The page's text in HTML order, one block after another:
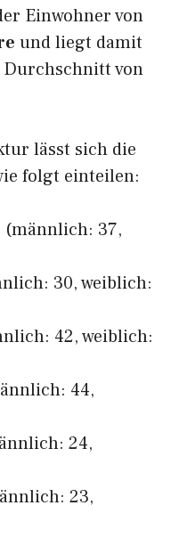
Einwohner von
und liegt damit
von
lässt sich die
folgt einteilen:
(männlich: 37,
30, weiblich:
42, weiblich:
44,
24,
23,